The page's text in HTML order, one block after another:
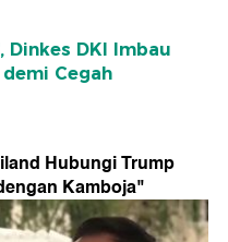
DKI Imbau
Cegah
Hubungi Trump
Kamboja"